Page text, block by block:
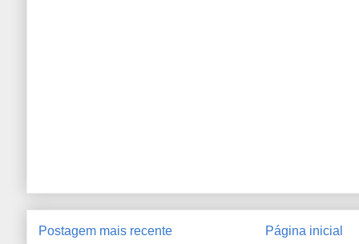
Postagem mais recente Página inicial